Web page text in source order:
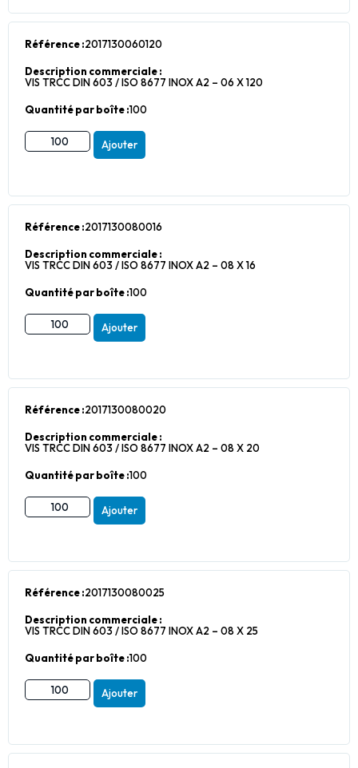
Référence :2017130060120
Description commerciale :
VIS TRCC DIN 603 / ISO 8677 INOX A2 – 06 X 120
Quantité par boîte :100
Ajouter
Référence :2017130080016
Description commerciale :
VIS TRCC DIN 603 / ISO 8677 INOX A2 – 08 X 16
Quantité par boîte :100
Ajouter
Référence :2017130080020
Description commerciale :
VIS TRCC DIN 603 / ISO 8677 INOX A2 – 08 X 20
Quantité par boîte :100
Ajouter
Référence :2017130080025
Description commerciale :
VIS TRCC DIN 603 / ISO 8677 INOX A2 – 08 X 25
Quantité par boîte :100
Ajouter